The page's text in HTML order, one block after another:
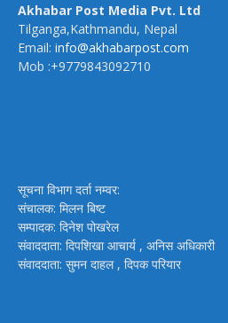
Akhabar Post Media Pvt. Ltd
Tilganga,Kathmandu, Nepal
Email: info@akhabarpost.com
Mob :+9779843092710
सूचना विभाग दर्ता नम्वर:
संचालक: मिलन बिष्ट
सम्पादक: दिनेश पोखरेल
संवाददाता: दिपशिखा आचार्य , अनिस अधिकारी
संवाददाता: सुमन दाहल , दिपक परियार